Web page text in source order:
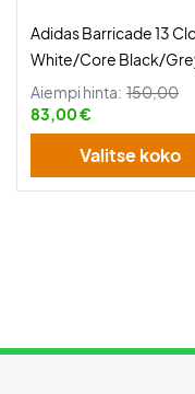
Adidas Barricade 13
White/Core Black/
Three
Aiempi hinta: 150,00
83,00 €
Valitse koko